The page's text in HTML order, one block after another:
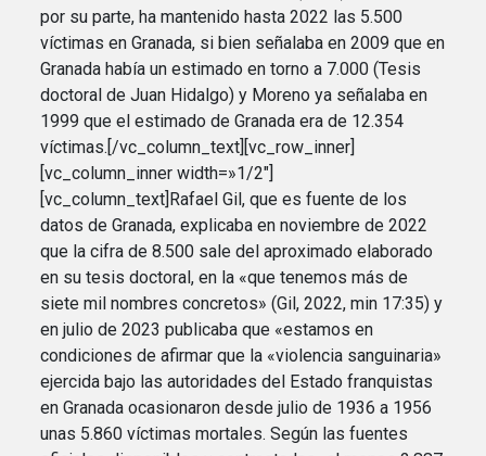
por su parte, ha mantenido hasta 2022 las 5.500
víctimas en Granada, si bien señalaba en 2009 que en
Granada había un estimado en torno a 7.000 (Tesis
doctoral de Juan Hidalgo) y Moreno ya señalaba en
1999 que el estimado de Granada era de 12.354
víctimas.[/vc_column_text][vc_row_inner]
[vc_column_inner width=»1/2″]
[vc_column_text]Rafael Gil, que es fuente de los
datos de Granada, explicaba en noviembre de 2022
que la cifra de 8.500 sale del aproximado elaborado
en su tesis doctoral, en la «que tenemos más de
siete mil nombres concretos» (Gil, 2022, min 17:35) y
en julio de 2023 publicaba que «estamos en
condiciones de afirmar que la «violencia sanguinaria»
ejercida bajo las autoridades del Estado franquistas
en Granada ocasionaron desde julio de 1936 a 1956
unas 5.860 víctimas mortales. Según las fuentes